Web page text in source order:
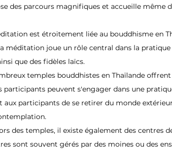
des parcours magnifiques et accueille même
est étroitement liée au bouddhisme en
méditation joue un rôle central dans la pratique
que des fidèles laïcs.
temples bouddhistes en Thaïlande
peuvent s'engager dans une
participants de se retirer du monde
des temples, il existe également des centres
sont souvent gérés par des moines ou des